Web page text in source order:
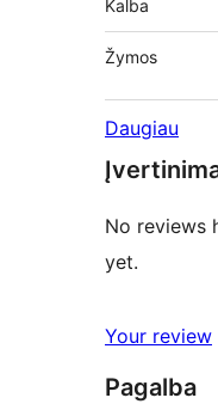
Kalba
Žymos
Daugiau
No reviews
yet.
Your review
Pagalba